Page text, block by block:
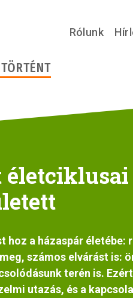
Rólunk
életciklusai
hoz a házaspár életébe:
számos elvárást is:
terén is.
utazás, és a